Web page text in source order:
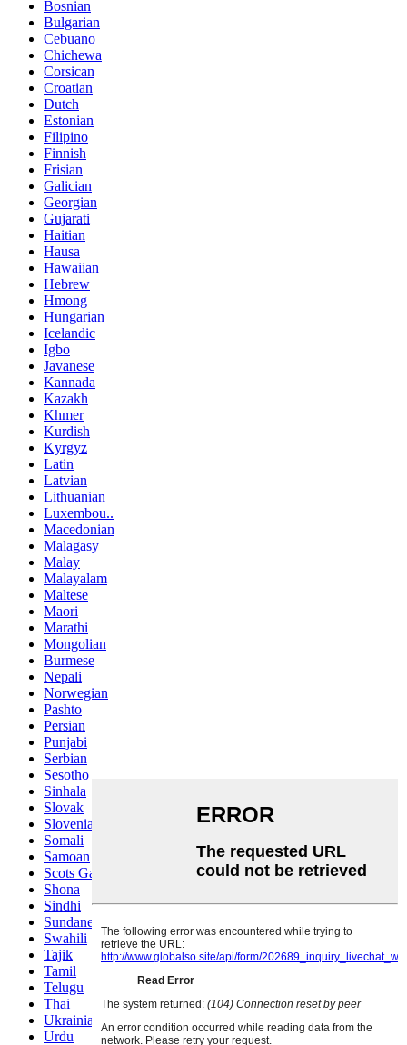
Bosnian
Bulgarian
Cebuano
Chichewa
Corsican
Croatian
Dutch
Estonian
Filipino
Finnish
Frisian
Galician
Georgian
Gujarati
Haitian
Hausa
Hawaiian
Hebrew
Hmong
Hungarian
Icelandic
Igbo
Javanese
Kannada
Kazakh
Khmer
Kurdish
Kyrgyz
Latin
Latvian
Lithuanian
Luxembou..
Macedonian
Malagasy
Malay
Malayalam
Maltese
Maori
Marathi
Mongolian
Burmese
Nepali
Norwegian
Pashto
Persian
Punjabi
Serbian
Sesotho
Sinhala
Slovak
Slovenian
Somali
Samoan
Scots Gaelic
Shona
Sindhi
Sundanese
Swahili
Tajik
Tamil
Telugu
Thai
Ukrainian
Urdu